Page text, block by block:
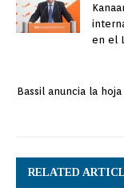
en el
Bassil anuncia la
RELATED